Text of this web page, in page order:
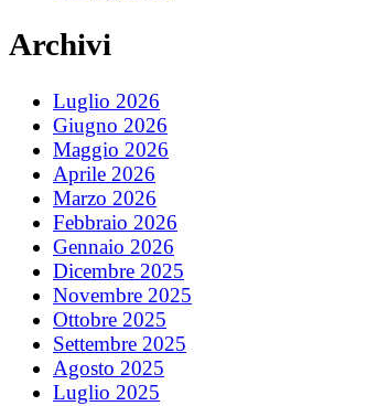
Archivi
Luglio 2026
Giugno 2026
Maggio 2026
Aprile 2026
Marzo 2026
Febbraio 2026
Gennaio 2026
Dicembre 2025
Novembre 2025
Ottobre 2025
Settembre 2025
Agosto 2025
Luglio 2025